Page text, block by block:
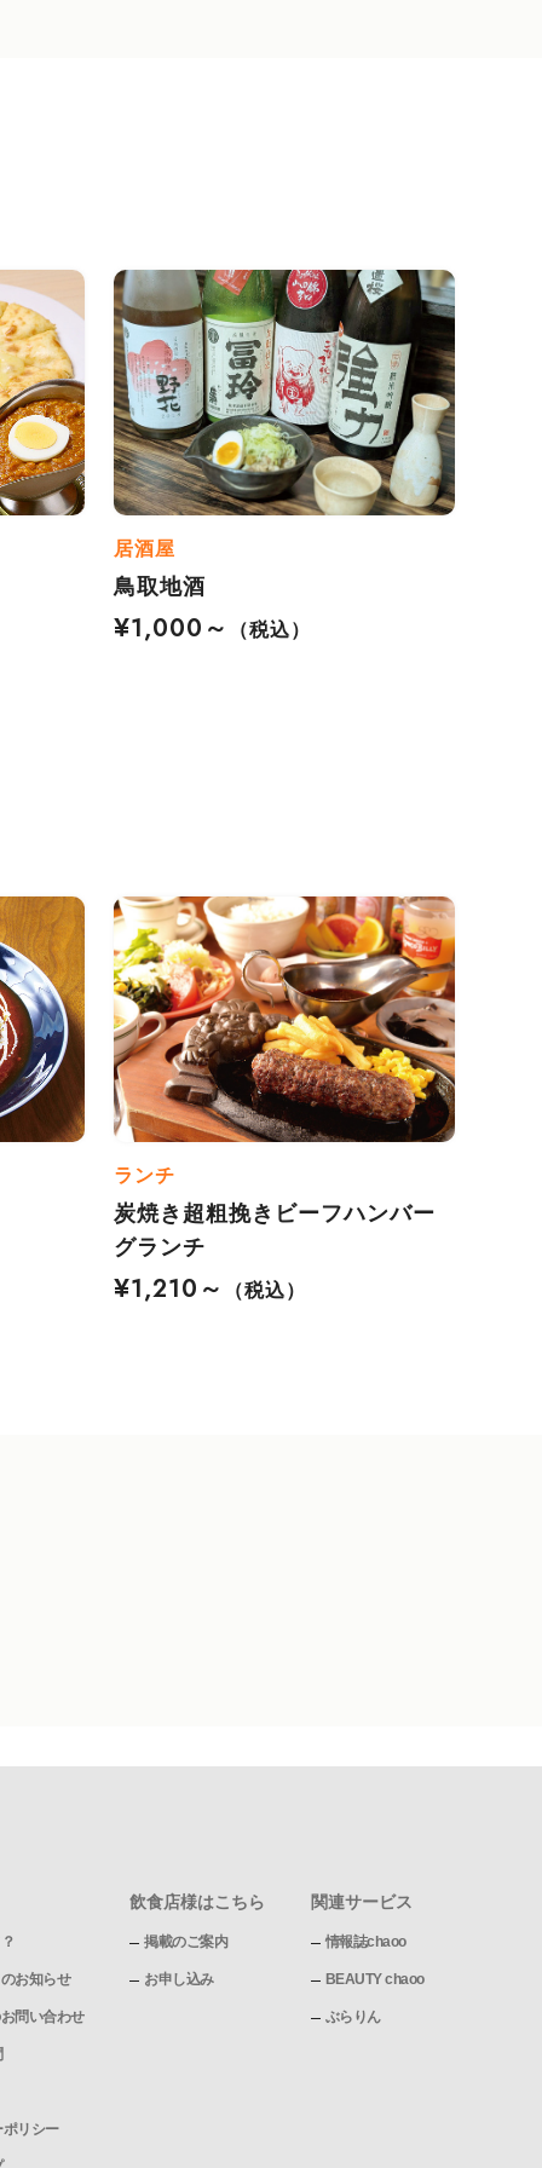
居酒屋
鳥取地酒
¥1,000～
（税込）
ランチ
炭焼き超粗挽きビーフハンバー
グランチ
¥1,210～
（税込）
お知らせ
問い合わせ
リシー
飲食店様はこちら
掲載のご案内
お申し込み
関連サービス
情報誌chaoo
BEAUTY chaoo
ぶらりん